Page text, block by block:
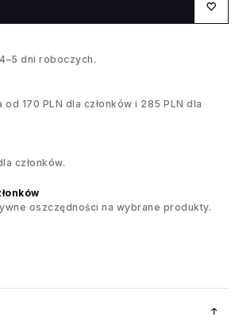
dni roboczych.
od 170 PLN dla członków i 285 PLN dla
członków.
oszczędności na wybrane produkty.